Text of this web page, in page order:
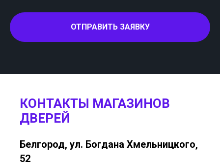
ОТПРАВИТЬ ЗАЯВКУ
КОНТАКТЫ МАГАЗИНОВ
ДВЕРЕЙ
Белгород, ул. Богдана Хмельницкого,
52